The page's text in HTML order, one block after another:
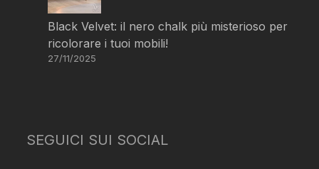
Black Velvet: il nero chalk più misterioso per
ricolorare i tuoi mobili!
27/11/2025
SEGUICI SUI SOCIAL